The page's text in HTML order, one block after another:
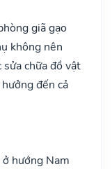
giã gạo
không nên
chữa đồ vật
đến cả
hướng Nam